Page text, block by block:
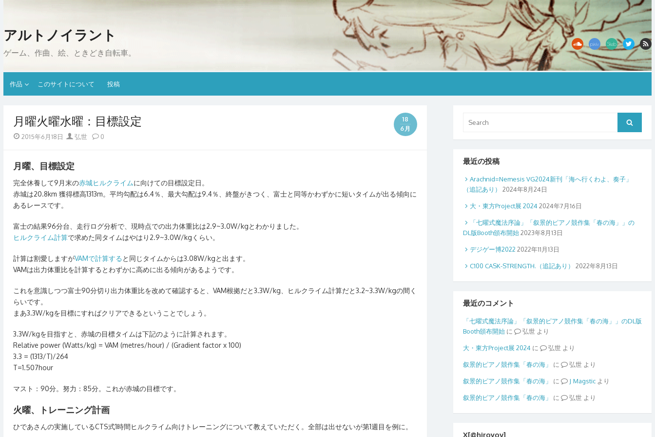
アルトノイラント
ゲーム、作曲、絵、ときどき自転車。
作品 このサイトについて 投稿
月曜火曜水曜：目標設定
18
6月
Posted
2015年6月18日 Author
弘世 0
月曜、目標設定
完全休養して9月末の赤城ヒルクライムに向けての目標設定日。
赤城は20.8km 獲得標高1313m。平均勾配は6.4％、最大勾配は9.4％、終盤がきつく、富士と同等かわずかに短いタイムが出る傾向に
あるレースです。
富士の結果96分台、走行ログ分析で、現時点での出力体重比は2.9~3.0W/kgとわかりました。
ヒルクライム計算で求めた同タイムはやはり2.9~3.0W/kgくらい。
計算は割愛しますがVAMで計算する と同じタイムからは3.08W/kgと出ます。
VAMは出力体重比を計算するとわずかに高めに出る傾向があるようです。
これを意識しつつ富士90分切り出力体重比を改めて確認すると、VAM根拠だと3.3W/kg、ヒルクライム計算だと3.2~3.3W/kgの間く
らいです。
まあ3.3W/kgを目標にすればクリアできるということでしょう。
3.3W/kgを目指すと、赤城の目標タイムは下記のように計算されます。
Relative power (Watts/kg) = VAM (metres/hour) / (Gradient factor x 100)
3.3 = (1313/T)/264
T=1.507hour
マスト：90分。努力：85分。これが赤城の目標です。
火曜、トレーニング計画
ひであさんの実施しているCTS式1時間ヒルクライム向けトレーニングについて教えていただく。全部は出せないが第1週目を例に。
for:
Search
最近の投稿
Arachnid=Nemesis VG2024新刊「海へ行くわよ、奏子」
（追記あり）
2024年8月24日
大・東方Project展 2024 2024年7月16日
「七曜式魔法序論」「叙景的ピアノ競作集「春の海」」の
DL版Booth頒布開始2023年8月13日
デジゲー博2022 2022年11月13日
C100 CASK-STRENGTH.（追記あり） 2022年8月13日
最近のコメント
「七曜式魔法序論」「叙景的ピアノ競作集「春の海」」のDL版
Booth頒布開始に 弘世 より
大・東方Project展 2024 に 弘世 より
叙景的ピアノ競作集「春の海」 に 弘世 より
叙景的ピアノ競作集「春の海」 に Magsticより
叙景的ピアノ競作集「春の海」 に 弘世 より
X[@hiroyov]